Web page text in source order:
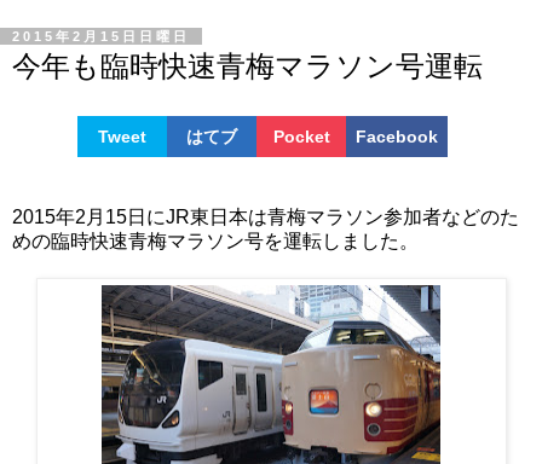
2015年2月15日日曜日
今年も臨時快速青梅マラソン号運転
Tweet はてブ Pocket Facebook
2015年2月15日にJR東日本は青梅マラソン参加者などのた
めの臨時快速青梅マラソン号を運転しました。